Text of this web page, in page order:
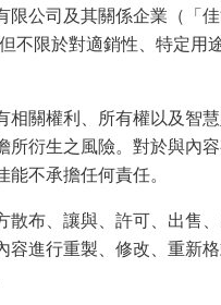
限公司及其關係企業（「
不限於對適銷性、特定用
相關權利、所有權以及智
所衍生之風險。對於與內
不承擔任何責任。
散布、讓與、許可、出售
容進行重製、修改、重新